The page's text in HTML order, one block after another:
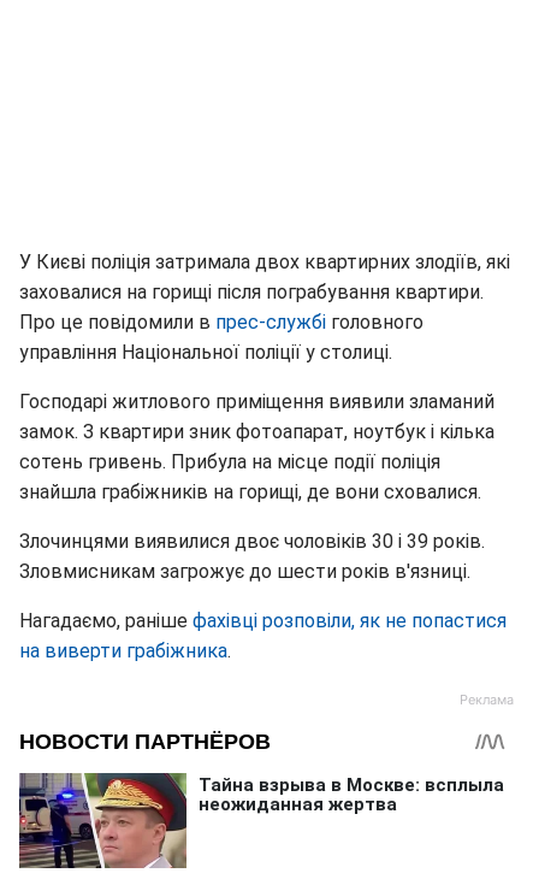
У Києві поліція затримала двох квартирних злодіїв, які
заховалися на горищі після пограбування квартири.
Про це повідомили в прес-службі головного
управління Національної поліції у столиці.
Господарі житлового приміщення виявили зламаний
замок. З квартири зник фотоапарат, ноутбук і кілька
сотень гривень. Прибула на місце події поліція
знайшла грабіжників на горищі, де вони сховалися.
Злочинцями виявилися двоє чоловіків 30 і 39 років.
Зловмисникам загрожує до шести років в'язниці.
Нагадаємо, раніше фахівці розповіли, як не попастися
на виверти грабіжника.